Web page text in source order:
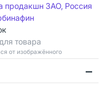
продакшн ЗАО, Россия
товара
от изображённого